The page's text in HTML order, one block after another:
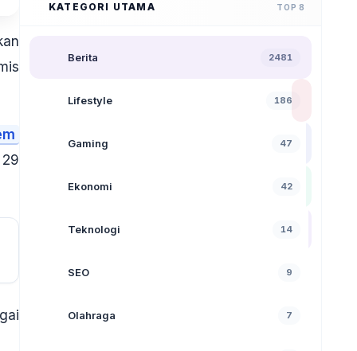
KATEGORI UTAMA TOP 8
Berita 2481
Lifestyle 186
Gaming 47
Ekonomi 42
Teknologi 14
SEO 9
Olahraga 7